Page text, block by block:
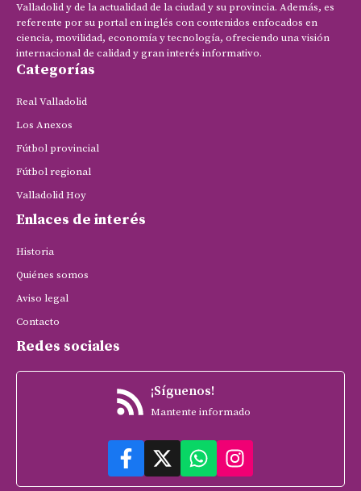
Valladolid y de la actualidad de la ciudad y su provincia. Además, es
referente por su portal en inglés con contenidos enfocados en
ciencia, movilidad, economía y tecnología, ofreciendo una visión
internacional de calidad y gran interés informativo.
Categorías
Real Valladolid
Los Anexos
Fútbol provincial
Fútbol regional
Valladolid Hoy
Enlaces de interés
Historia
Quiénes somos
Aviso legal
Contacto
Redes sociales
¡Síguenos!
Mantente informado